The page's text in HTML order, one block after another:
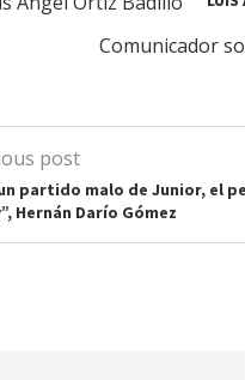
Comunicador
post
partido malo de Junior, el
Hernán Darío Gómez